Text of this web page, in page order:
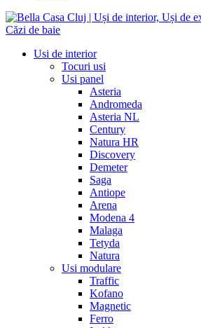
Usi de interior
Tocuri usi
Usi panel
Asteria
Andromeda
Asteria NL
Century
Natura HR
Discovery
Demeter
Saga
Antiope
Arena
Modena 4
Malaga
Tetyda
Natura
Usi modulare
Traffic
Kofano
Magnetic
Ferro